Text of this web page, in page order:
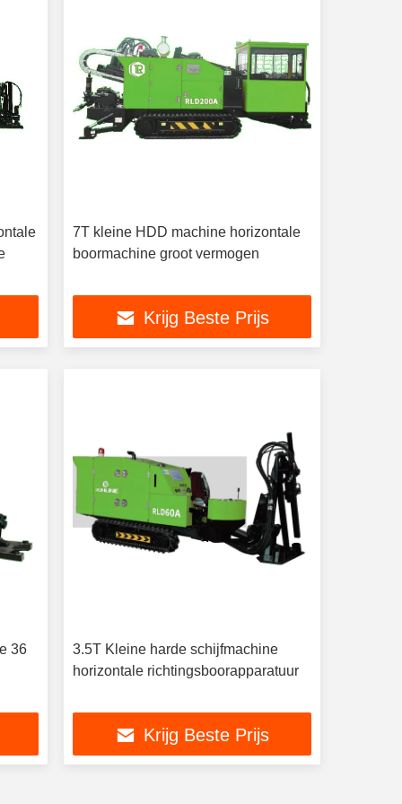
7T kleine HDD machine horizontale
boormachine groot vermogen
Krijg Beste Prijs
36
3.5T Kleine harde schijfmachine
horizontale richtingsboorapparatuur
Krijg Beste Prijs